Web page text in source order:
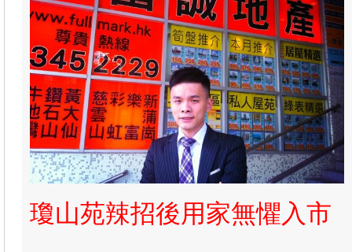
瓊山苑辣招後用家無懼入市